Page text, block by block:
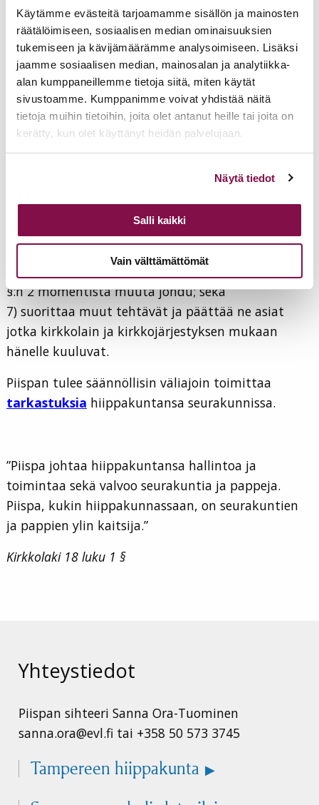
Käytämme evästeitä tarjoamamme sisällön ja mainosten
räätälöimiseen, sosiaalisen median ominaisuuksien
tukemiseen ja kävijämäärämme analysoimiseen. Lisäksi
jaamme sosiaalisen median, mainosalan ja analytiikka-
alan kumppaneillemme tietoja siitä, miten käytät
sivustoamme. Kumppanimme voivat yhdistää näitä
tietoja muihin tietoihin, joita olet antanut heille tai joita on
kerätty, kun olet käyttänyt heidän palvelujaan.
linkistä.
Näytä tiedot
Salli kaikki
Vain välttämättömät
työssään sekä valvoa, että he hoitavat pappis- ja
papinvirkansa velvollisuudet;
4) edistää hyvää työyhteyttä seurakunnissa ja
valvoa, että papit ja seurakuntien muut
viranhaltijat ja työntekijät ovat oppinsa puolesta
nuhteettomia ja käyttäytyvät elämässään
kristillisesti;
5) edistää seurakuntien yhteistyötä ja talouden ja
hallinnon tarkoituksenmukaista hoitamista sekä
virkaan asettamiset tai määrätä muun papin
§:n 2 momentista muuta johdu; sekä
7) suorittaa muut tehtävät ja päättää ne asiat
jotka kirkkolain ja kirkkojärjestyksen mukaan
hänelle kuuluvat.
Piispan tulee säännöllisin väliajoin toimittaa
tarkastuksia hiippakuntansa seurakunnissa.
”Piispa johtaa hiippakuntansa hallintoa ja
toimintaa sekä valvoo seurakuntia ja pappeja.
Piispa, kukin hiippakunnassaan, on seurakuntien
ja pappien ylin kaitsija.”
Kirkkolaki 18 luku 1 §
Yhteystiedot
Piispan sihteeri Sanna Ora-Tuominen
sanna.ora@evl.fi tai +358 50 573 3745
Tampereen hiippakunta